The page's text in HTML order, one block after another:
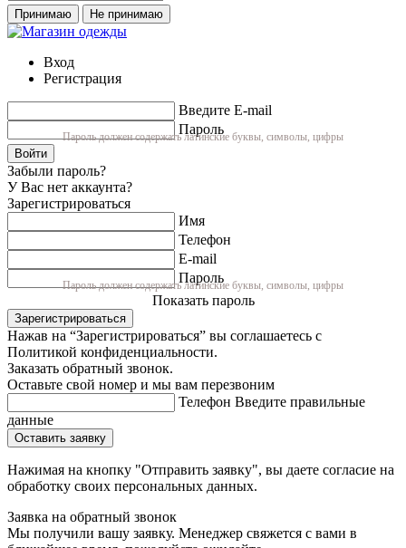
Принимаю Не принимаю
Вход
Регистрация
Введите E-mail
Пароль
Пароль должен содержать латинские буквы, символы, цифры
Войти
Забыли пароль?
У Вас нет аккаунта?
Зарегистрироваться
Имя
Телефон
E-mail
Пароль
Пароль должен содержать латинские буквы, символы, цифры
Показать пароль
Зарегистрироваться
Нажав на “Зарегистрироваться” вы соглашаетесь с
Политикой конфиденциальности.
Заказать обратный звонок.
Оставьте свой номер и мы вам перезвоним
Телефон Введите правильные
данные
Оставить заявку
Нажимая на кнопку "Отправить заявку", вы даете согласие на
обработку своих персональных данных.
Заявка на обратный звонок
Мы получили вашу заявку. Менеджер свяжется с вами в